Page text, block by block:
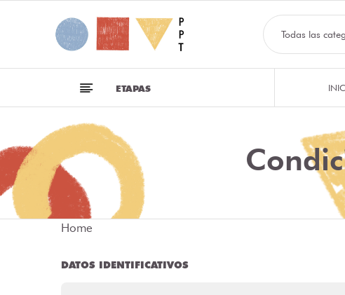
Todas las
ETAPAS
Home
DATOS IDENTIFICATIVOS